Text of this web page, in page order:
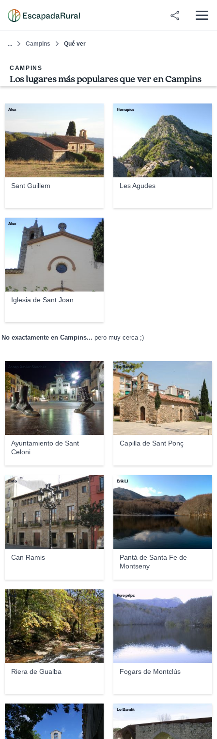
... Campins Qué ver
CAMPINS
Los lugares más populares que ver en Campins
Sant Guillem
Àlex
Les Agudes
Horrapics
Iglesia de Sant Joan
Àlex
No exactamente en Campins... pero muy cerca ;)
Ayuntamiento de Sant
Celoni
Josep Xavier Sànchez
Capilla de Sant Ponç
Lo Bandit
Can Ramis
Enfo
Pantà de Santa Fe de
Montseny
Erik LI
Riera de Gualba
Pixel
Fogars de Montclús
Pere prlpz
Jordi Payà Lo Bandit